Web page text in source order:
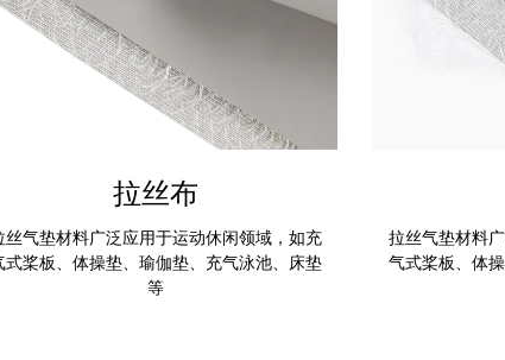
拉丝布
丝气垫材料广泛应用于运动休闲领域，如充
式桨板、体操垫、瑜伽垫、充气泳池、床垫
等
拉丝气垫材料
气式桨板、体